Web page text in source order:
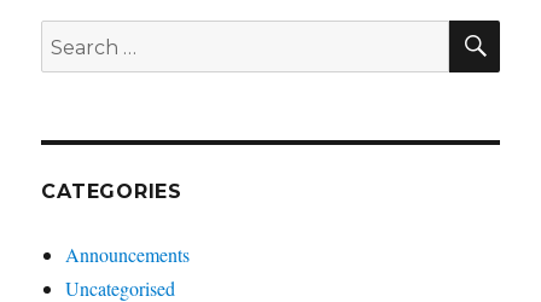
Search
for:
CATEGORIES
Announcements
Uncategorised